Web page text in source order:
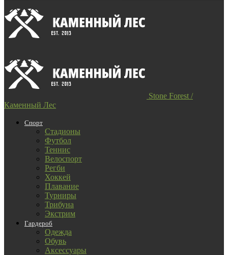
Stone Forest /
Каменный Лес
Спорт
Стадионы
Футбол
Теннис
Велоспорт
Регби
Хоккей
Плавание
Турниры
Трибуна
Экстрим
Гардероб
Одежда
Обувь
Аксессуары